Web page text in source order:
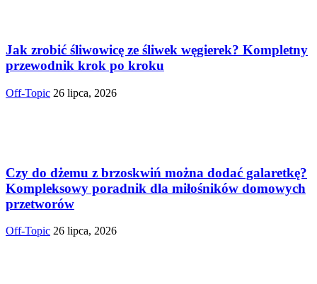
Jak zrobić śliwowicę ze śliwek węgierek? Kompletny
przewodnik krok po kroku
Off-Topic 26 lipca, 2026
Czy do dżemu z brzoskwiń można dodać galaretkę?
Kompleksowy poradnik dla miłośników domowych
przetworów
Off-Topic 26 lipca, 2026